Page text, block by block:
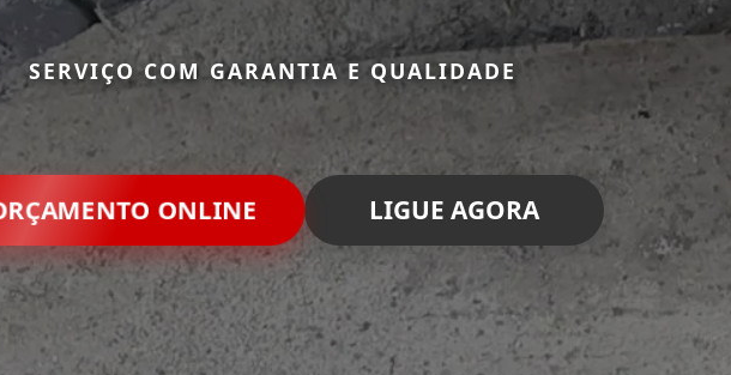
SERVIÇO COM GARANTIA E QUALIDADE
ONLINE LIGUE AGORA